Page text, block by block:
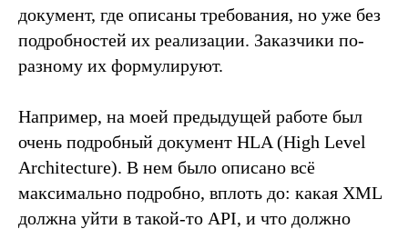
документ, где описаны требования, но уже без
подробностей их реализации. Заказчики по-
разному их формулируют.
Например, на моей предыдущей работе был
очень подробный документ HLA (High Level
Architecture). В нем было описано всё
максимально подробно, вплоть до: какая XML
должна уйти в такой-то API, и что должно